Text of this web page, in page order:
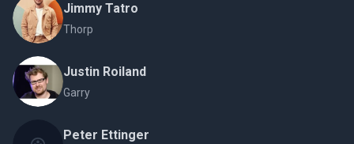
Jimmy Tatro
Thorp
Justin Roiland
Garry
Peter Ettinger